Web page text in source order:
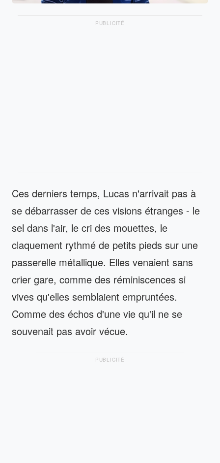
PUBLICITÉ
Ces derniers temps, Lucas n'arrivait pas à
se débarrasser de ces visions étranges - le
sel dans l'air, le cri des mouettes, le
claquement rythmé de petits pieds sur une
passerelle métallique. Elles venaient sans
crier gare, comme des réminiscences si
vives qu'elles semblaient empruntées.
Comme des échos d'une vie qu'il ne se
souvenait pas avoir vécue.
PUBLICITÉ